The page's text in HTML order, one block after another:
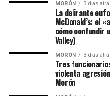
MORÓN 3 días
La delirante
McDonald’s: el
cómo confundir
Valley)
MORÓN 3 días
Tres
violenta
Morón